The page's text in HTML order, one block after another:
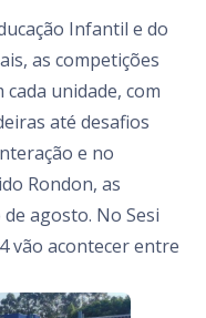
Infantil e do
as competições
unidade, com
até desafios
e no
Rondon, as
agosto. No Sesi
vão acontecer entre